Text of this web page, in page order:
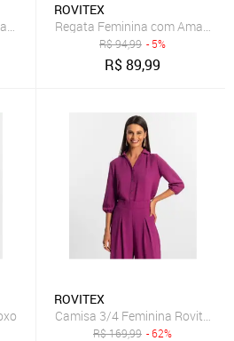
Endless Roxo
ROVITEX
Regata Feminina com
R$94,99 - 5%
R$89,99
ROVITEX
Camisa 3/4 Feminina Rovitex
R$169,99 - 62%